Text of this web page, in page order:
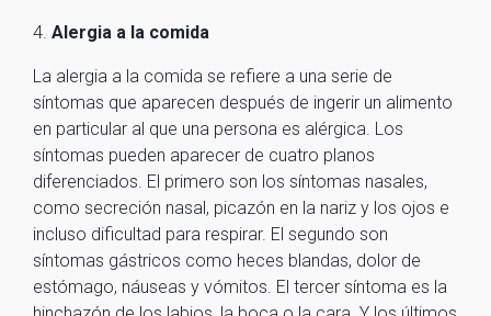
4. Alergia a la comida
La alergia a la comida se refiere a una serie de
síntomas que aparecen después de ingerir un alimento
en particular al que una persona es alérgica. Los
síntomas pueden aparecer de cuatro planos
diferenciados. El primero son los síntomas nasales,
como secreción nasal, picazón en la nariz y los ojos e
incluso dificultad para respirar. El segundo son
síntomas gástricos como heces blandas, dolor de
estómago, náuseas y vómitos. El tercer síntoma es la